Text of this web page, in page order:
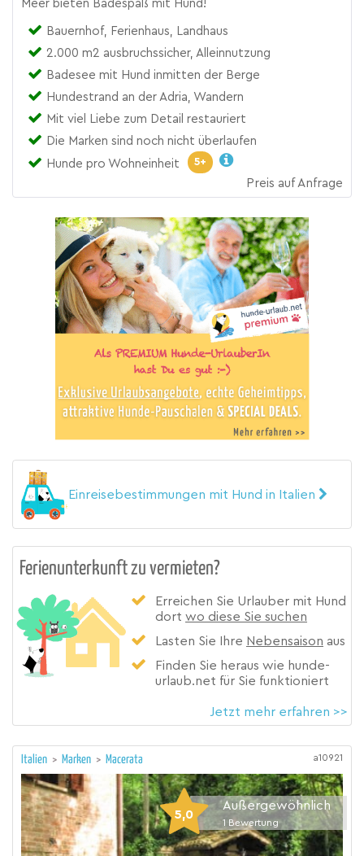
Meer bieten Badespaß mit Hund!
Bauernhof, Ferienhaus, Landhaus
2.000 m2 ausbruchssicher, Alleinnutzung
Badesee mit Hund inmitten der Berge
Hundestrand an der Adria, Wandern
Mit viel Liebe zum Detail restauriert
Die Marken sind noch nicht überlaufen
Hunde pro Wohneinheit
5+
Preis auf Anfrage
Einreisebestimmungen mit Hund in Italien
Ferienunterkunft zu vermieten?
Erreichen Sie Urlauber mit Hund
dort wo diese Sie suchen
Lasten Sie Ihre Nebensaison aus
Finden Sie heraus wie hunde-
urlaub.net für Sie funktioniert
Jetzt mehr erfahren >>
Italien > Marken > Macerata a10921
5,0
Außergewöhnlich
1 Bewertung